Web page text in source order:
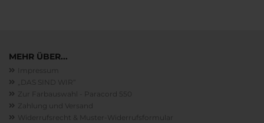
MEHR ÜBER...
Impressum
„DAS SIND WIR“
Zur Farbauswahl - Paracord 550
Zahlung und Versand
Widerrufsrecht & Muster-Widerrufsformular